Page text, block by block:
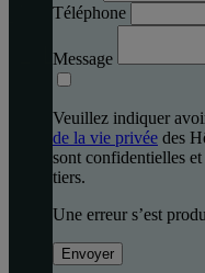
Téléphone
Message
Veuillez indiquer
de la vie privée des
sont confidentielles et
tiers.
Une erreur s’est
Envoyer